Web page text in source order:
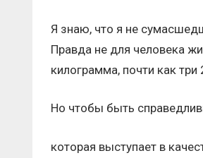
Я знаю, что я не
Правда не для человека
килограмма, почти как три
Но чтобы быть
которая выступает в